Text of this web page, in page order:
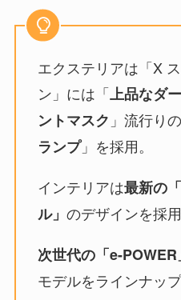
エクステリアは「X
ン」には「上品なダ
ントマスク 」流行り
ランプ」を採用。
インテリアは最新の
ル」 のデザインを採
次世代の「e-POWER
モデルをラインナップ